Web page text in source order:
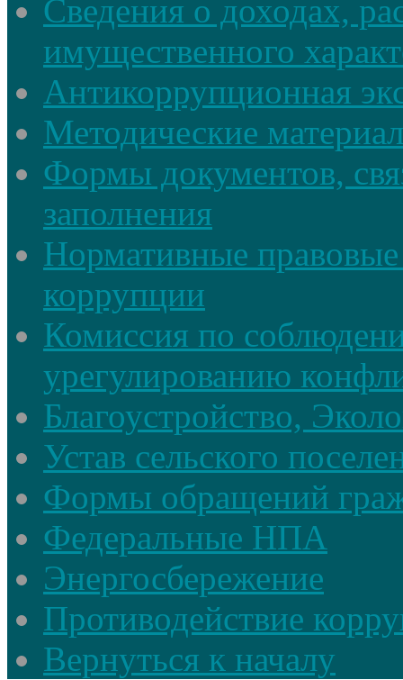
Сведения о доходах,
имущественного
Антикоррупционная
Методические
Формы документов,
заполнения
Нормативные
коррупции
Комиссия по
урегулированию
Благоустройство,
Устав сельского
Формы обращений
Федеральные НПА
Энергосбережение
Противодействие
Вернуться к началу